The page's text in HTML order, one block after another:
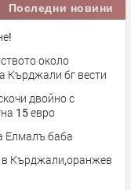
Последни новини
около
Кърджали бг вести
двойно с
15 евро
Елмалъ баба
в Кърджали,оранжев